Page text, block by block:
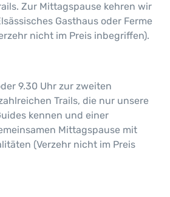
Zur Mittagspause kehren wir
Gasthaus oder Ferme
nicht im Preis inbegriffen).
9.30 Uhr zur zweiten
Trails, die nur unsere
kennen und einer
Mittagspause mit
(Verzehr nicht im Preis